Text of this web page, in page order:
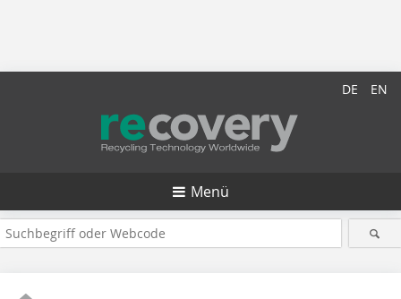
DE EN
Menü